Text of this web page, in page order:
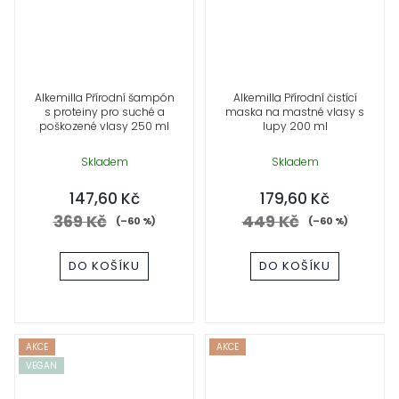
Alkemilla Přírodní šampón
s proteiny pro suché a
poškozené vlasy 250 ml
Skladem
147,60 Kč
369 Kč (–60 %)
DO KOŠÍKU
Alkemilla Přírodní čistící
maska na mastné vlasy s
lupy 200 ml
Skladem
179,60 Kč
449 Kč (–60 %)
DO KOŠÍKU
AKCE
VEGAN
AKCE